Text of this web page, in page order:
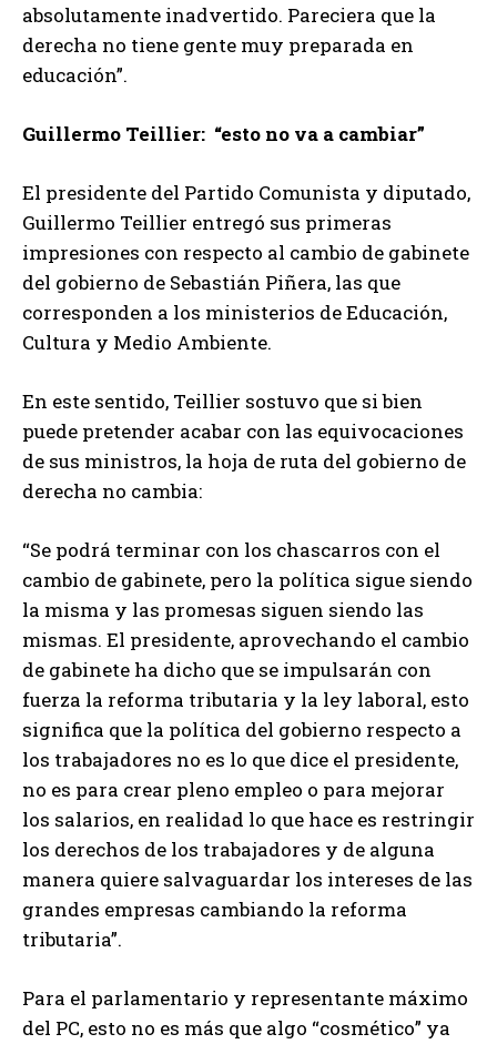
absolutamente inadvertido. Pareciera que la
derecha no tiene gente muy preparada en
educación”.
Guillermo Teillier: “esto no va a cambiar”
El presidente del Partido Comunista y diputado,
Guillermo Teillier entregó sus primeras
impresiones con respecto al cambio de gabinete
del gobierno de Sebastián Piñera, las que
corresponden a los ministerios de Educación,
Cultura y Medio Ambiente.
En este sentido, Teillier sostuvo que si bien
puede pretender acabar con las equivocaciones
de sus ministros, la hoja de ruta del gobierno de
derecha no cambia:
“Se podrá terminar con los chascarros con el
cambio de gabinete, pero la política sigue siendo
la misma y las promesas siguen siendo las
mismas. El presidente, aprovechando el cambio
de gabinete ha dicho que se impulsarán con
fuerza la reforma tributaria y la ley laboral, esto
significa que la política del gobierno respecto a
los trabajadores no es lo que dice el presidente,
no es para crear pleno empleo o para mejorar
los salarios, en realidad lo que hace es restringir
los derechos de los trabajadores y de alguna
manera quiere salvaguardar los intereses de las
grandes empresas cambiando la reforma
tributaria”.
Para el parlamentario y representante máximo
del PC, esto no es más que algo “cosmético” ya